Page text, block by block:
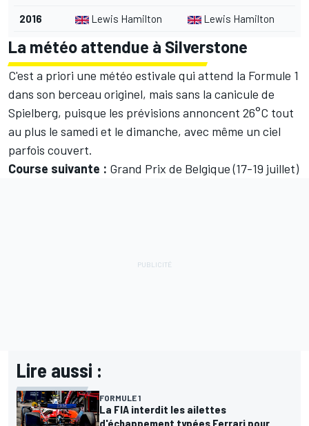
2016 Lewis Hamilton Lewis Hamilton
La météo attendue à Silverstone
C'est a priori une météo estivale qui attend la Formule 1
dans son berceau originel, mais sans la canicule de
Spielberg, puisque les prévisions annoncent 26°C tout
au plus le samedi et le dimanche, avec même un ciel
parfois couvert.
Course suivante : Grand Prix de Belgique (17-19 juillet)
Lire aussi :
FORMULE 1
La FIA interdit les ailettes
d'échappement typées Ferrari pour